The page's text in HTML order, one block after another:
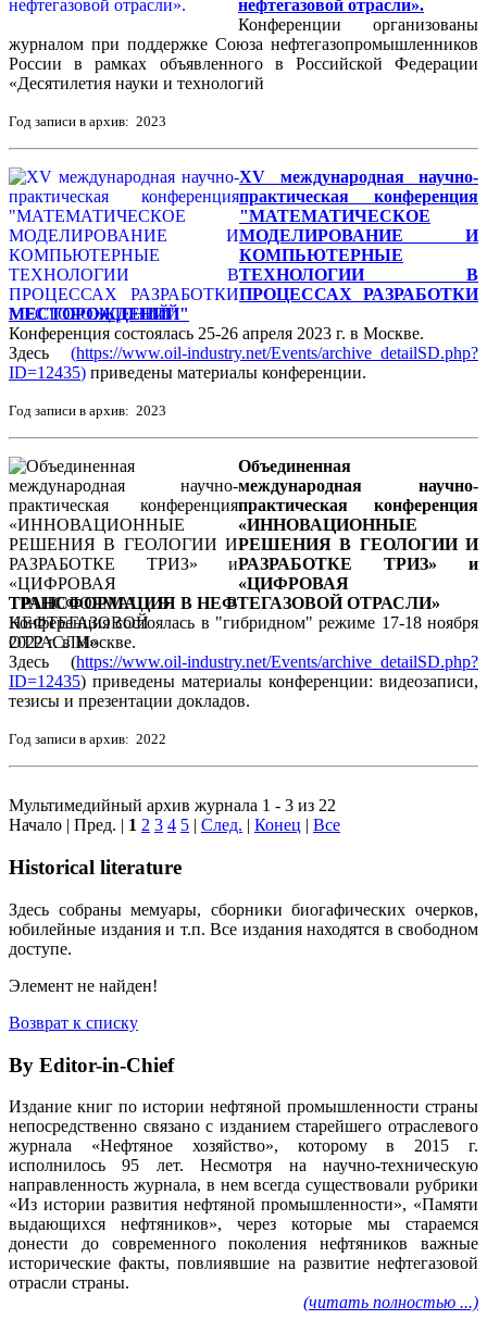
нефтегазовой отрасли».
Конференции организованы
журналом при поддержке Союза нефтегазопромышленников
России в рамках объявленного в Российской Федерации
«Десятилетия науки и технологий
Год записи в архив: 2023
XV международная научно-
практическая конференция
"МАТЕМАТИЧЕСКОЕ
МОДЕЛИРОВАНИЕ И
КОМПЬЮТЕРНЫЕ
ТЕХНОЛОГИИ В
ПРОЦЕССАХ РАЗРАБОТКИ
МЕСТОРОЖДЕНИЙ"
Конференция состоялась 25-26 апреля 2023 г. в Москве.
Здесь (https://www.oil-industry.net/Events/archive_detailSD.php?
ID=12435) приведены материалы конференции.
Год записи в архив: 2023
Объединенная
международная научно-
практическая конференция
«ИННОВАЦИОННЫЕ
РЕШЕНИЯ В ГЕОЛОГИИ И
РАЗРАБОТКЕ ТРИЗ» и
«ЦИФРОВАЯ
ТРАНСФОРМАЦИЯ В НЕФТЕГАЗОВОЙ ОТРАСЛИ»
Конференция состоялась в "гибридном" режиме 17-18 ноября
2022 г. в Москве.
Здесь (https://www.oil-industry.net/Events/archive_detailSD.php?
ID=12435) приведены материалы конференции: видеозаписи,
тезисы и презентации докладов.
Год записи в архив: 2022
Мультимедийный архив журнала 1 - 3 из 22
Начало | Пред. | 1 2 3 4 5 | След. | Конец | Все
Historical literature
Здесь собраны мемуары, сборники биогафических очерков,
юбилейные издания и т.п. Все издания находятся в свободном
доступе.
Элемент не найден!
Возврат к списку
By Editor-in-Chief
Издание книг по истории нефтяной промышленности страны
непосредственно связано с изданием старейшего отраслевого
журнала «Нефтяное хозяйство», которому в 2015 г.
исполнилось 95 лет. Несмотря на научно-техническую
направленность журнала, в нем всегда существовали рубрики
«Из истории развития нефтяной промышленности», «Памяти
выдающихся нефтяников», через которые мы стараемся
донести до современного поколения нефтяников важные
исторические факты, повлиявшие на развитие нефтегазовой
отрасли страны.
(читать полностью ...)